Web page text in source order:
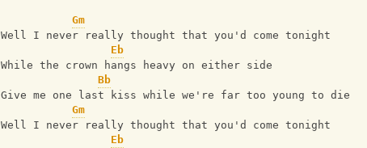
Gm
Well I never really thought that you'd come tonight
Eb
While the crown hangs heavy on either side
Bb
Give me one last kiss while we're far too young to die
Gm
Well I never really thought that you'd come tonight
Eb